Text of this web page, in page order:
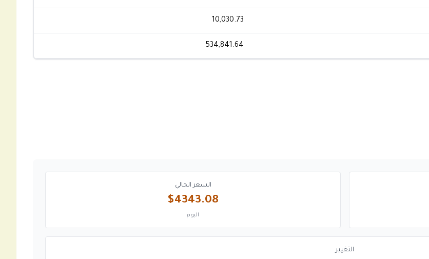
10,030.73
534,841.64
السعر الحالي
$4343.08
اليوم
التغيير